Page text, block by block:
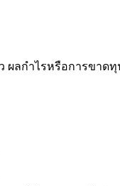
ลกำไรหรือการขาดทุ